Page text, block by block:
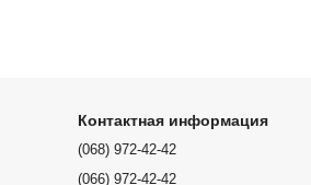
Контактная информация
(068) 972-42-42
(066) 972-42-42